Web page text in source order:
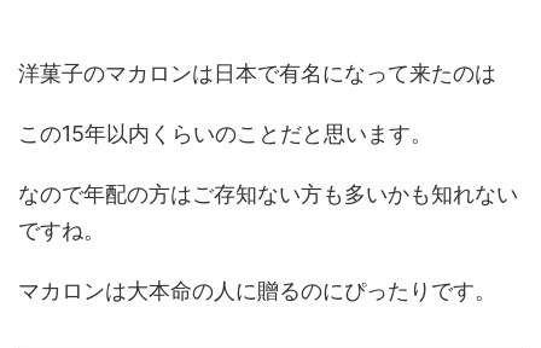
洋菓子のマカロンは日本で有名になって来たのは
この15年以内くらいのことだと思います。
なので年配の方はご存知ない方も多いかも知れない
ですね。
マカロンは大本命の人に贈るのにぴったりです。